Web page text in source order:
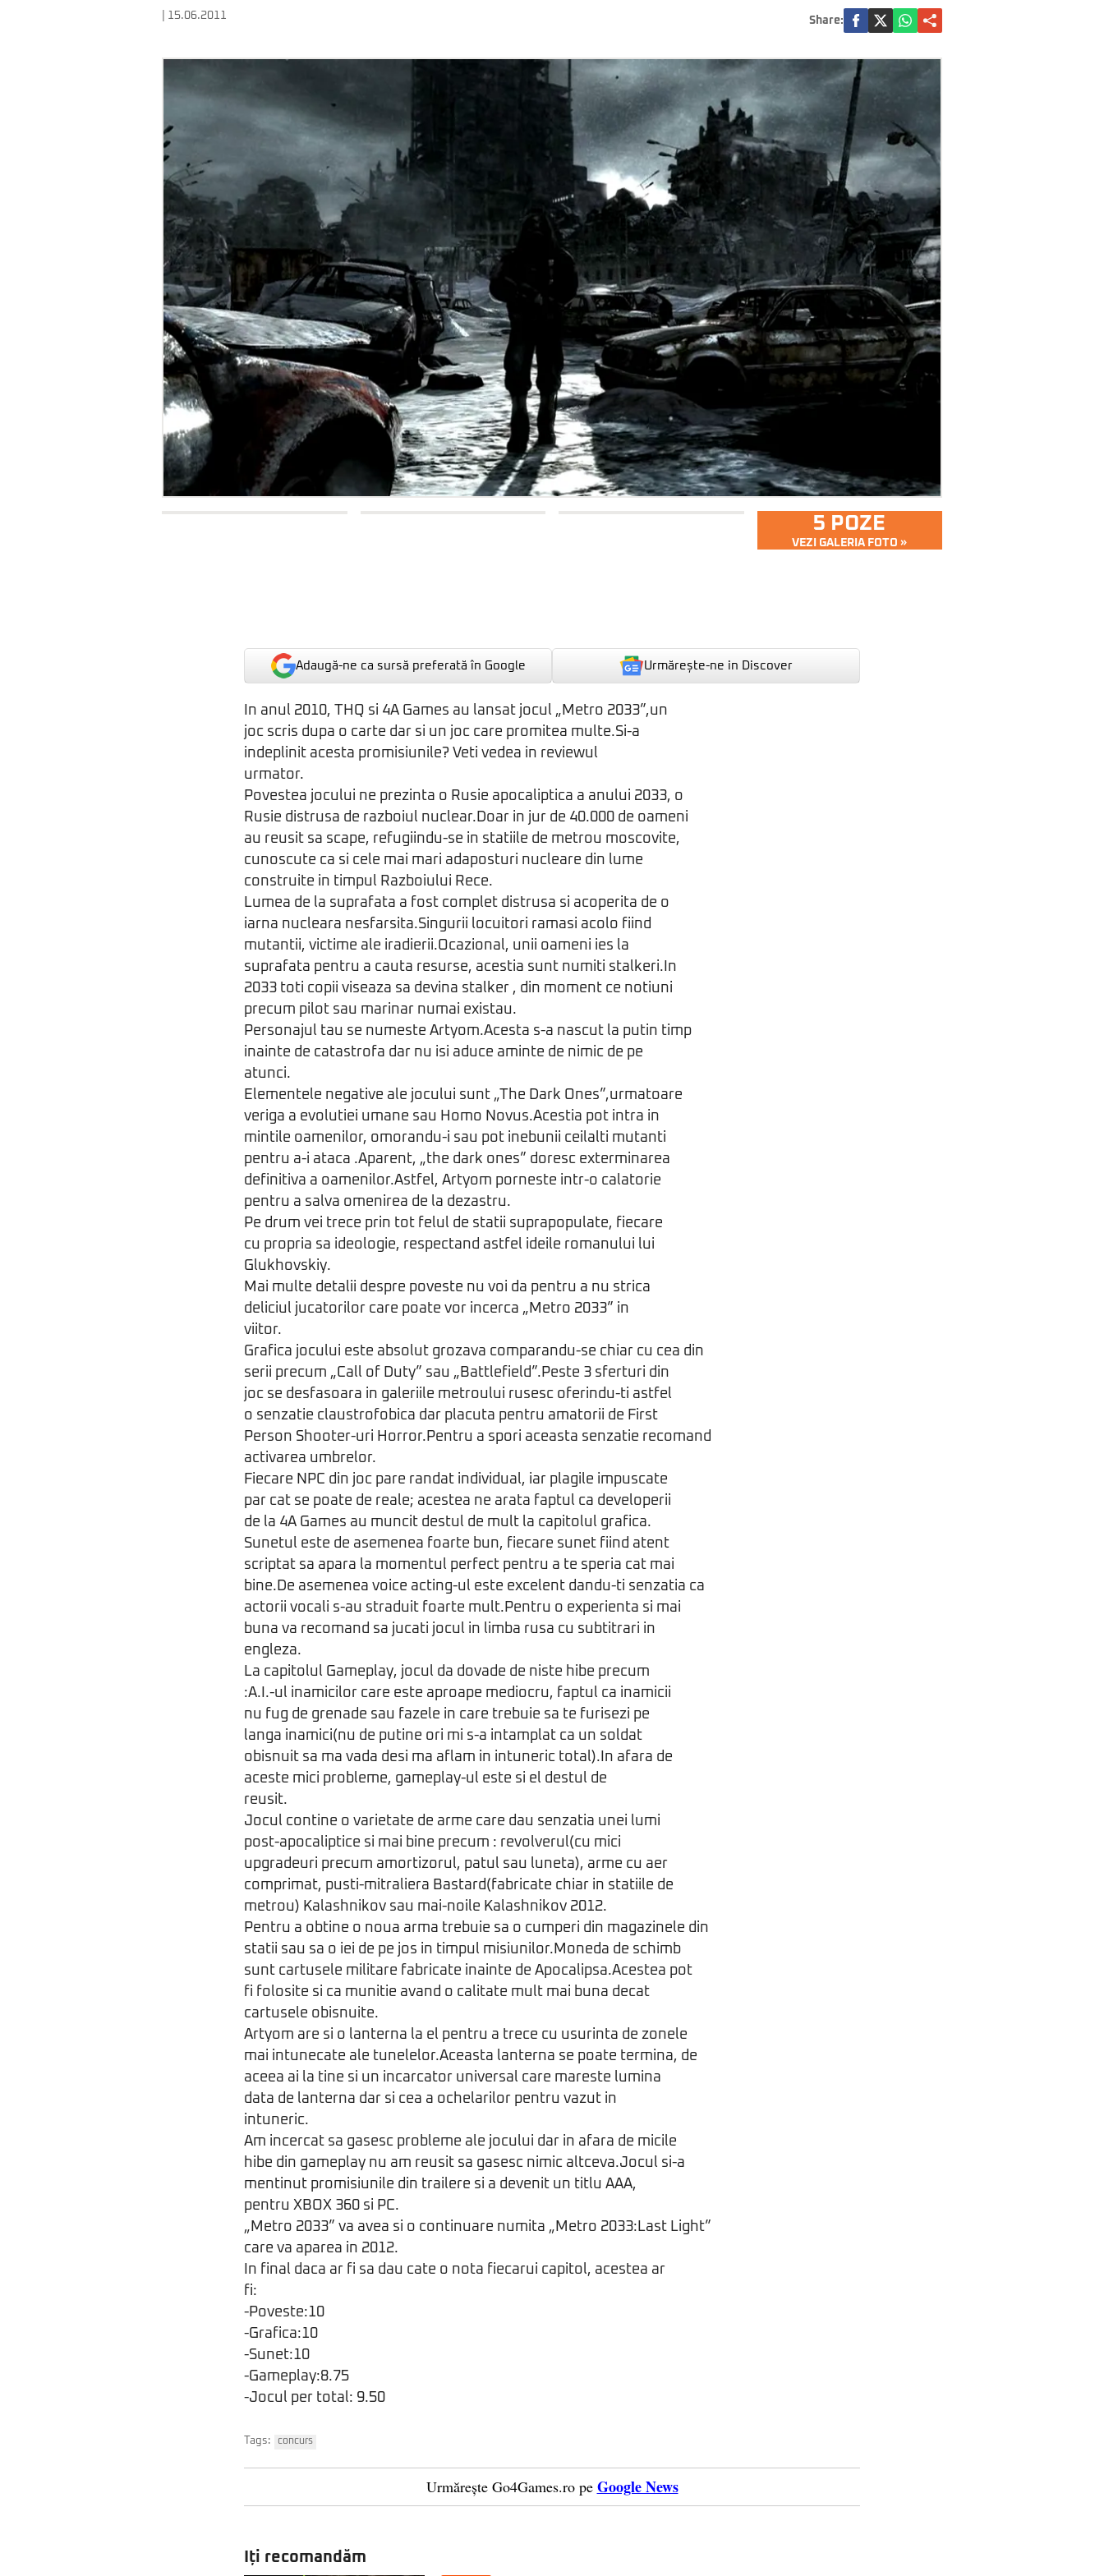
| 15.06.2011 Share:
5 POZE
VEZI GALERIA FOTO »
Adaugă-ne ca sursă preferată în Google Urmărește-ne in Discover
In anul 2010, THQ si 4A Games au lansat jocul „Metro 2033”,un
joc scris dupa o carte dar si un joc care promitea multe.Si-a
indeplinit acesta promisiunile? Veti vedea in reviewul
urmator.
Povestea jocului ne prezinta o Rusie apocaliptica a anului 2033, o
Rusie distrusa de razboiul nuclear.Doar in jur de 40.000 de oameni
au reusit sa scape, refugiindu-se in statiile de metrou moscovite,
cunoscute ca si cele mai mari adaposturi nucleare din lume
construite in timpul Razboiului Rece.
Lumea de la suprafata a fost complet distrusa si acoperita de o
iarna nucleara nesfarsita.Singurii locuitori ramasi acolo fiind
mutantii, victime ale iradierii.Ocazional, unii oameni ies la
suprafata pentru a cauta resurse, acestia sunt numiti stalkeri.In
2033 toti copii viseaza sa devina stalker , din moment ce notiuni
precum pilot sau marinar numai existau.
Personajul tau se numeste Artyom.Acesta s-a nascut la putin timp
inainte de catastrofa dar nu isi aduce aminte de nimic de pe
atunci.
Elementele negative ale jocului sunt „The Dark Ones”,urmatoare
veriga a evolutiei umane sau Homo Novus.Acestia pot intra in
mintile oamenilor, omorandu-i sau pot inebunii ceilalti mutanti
pentru a-i ataca .Aparent, „the dark ones” doresc exterminarea
definitiva a oamenilor.Astfel, Artyom porneste intr-o calatorie
pentru a salva omenirea de la dezastru.
Pe drum vei trece prin tot felul de statii suprapopulate, fiecare
cu propria sa ideologie, respectand astfel ideile romanului lui
Glukhovskiy.
Mai multe detalii despre poveste nu voi da pentru a nu strica
deliciul jucatorilor care poate vor incerca „Metro 2033” in
viitor.
Grafica jocului este absolut grozava comparandu-se chiar cu cea din
serii precum „Call of Duty” sau „Battlefield”.Peste 3 sferturi din
joc se desfasoara in galeriile metroului rusesc oferindu-ti astfel
o senzatie claustrofobica dar placuta pentru amatorii de First
Person Shooter-uri Horror.Pentru a spori aceasta senzatie recomand
activarea umbrelor.
Fiecare NPC din joc pare randat individual, iar plagile impuscate
par cat se poate de reale; acestea ne arata faptul ca developerii
de la 4A Games au muncit destul de mult la capitolul grafica.
Sunetul este de asemenea foarte bun, fiecare sunet fiind atent
scriptat sa apara la momentul perfect pentru a te speria cat mai
bine.De asemenea voice acting-ul este excelent dandu-ti senzatia ca
actorii vocali s-au straduit foarte mult.Pentru o experienta si mai
buna va recomand sa jucati jocul in limba rusa cu subtitrari in
engleza.
La capitolul Gameplay, jocul da dovade de niste hibe precum
:A.I.-ul inamicilor care este aproape mediocru, faptul ca inamicii
nu fug de grenade sau fazele in care trebuie sa te furisezi pe
langa inamici(nu de putine ori mi s-a intamplat ca un soldat
obisnuit sa ma vada desi ma aflam in intuneric total).In afara de
aceste mici probleme, gameplay-ul este si el destul de
reusit.
Jocul contine o varietate de arme care dau senzatia unei lumi
post-apocaliptice si mai bine precum : revolverul(cu mici
upgradeuri precum amortizorul, patul sau luneta), arme cu aer
comprimat, pusti-mitraliera Bastard(fabricate chiar in statiile de
metrou) Kalashnikov sau mai-noile Kalashnikov 2012.
Pentru a obtine o noua arma trebuie sa o cumperi din magazinele din
statii sau sa o iei de pe jos in timpul misiunilor.Moneda de schimb
sunt cartusele militare fabricate inainte de Apocalipsa.Acestea pot
fi folosite si ca munitie avand o calitate mult mai buna decat
cartusele obisnuite.
Artyom are si o lanterna la el pentru a trece cu usurinta de zonele
mai intunecate ale tunelelor.Aceasta lanterna se poate termina, de
aceea ai la tine si un incarcator universal care mareste lumina
data de lanterna dar si cea a ochelarilor pentru vazut in
intuneric.
Am incercat sa gasesc probleme ale jocului dar in afara de micile
hibe din gameplay nu am reusit sa gasesc nimic altceva.Jocul si-a
mentinut promisiunile din trailere si a devenit un titlu AAA,
pentru XBOX 360 si PC.
„Metro 2033” va avea si o continuare numita „Metro 2033:Last Light”
care va aparea in 2012.
In final daca ar fi sa dau cate o nota fiecarui capitol, acestea ar
fi:
-Poveste:10
-Grafica:10
-Sunet:10
-Gameplay:8.75
-Jocul per total: 9.50
Tags: concurs
Urmărește Go4Games.ro pe Google News
Iți recomandăm